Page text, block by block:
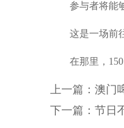
参与者将能
这是一场前
在那里，
上一篇： 澳门
下一篇： 节日